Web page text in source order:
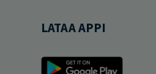
LATAA APPI